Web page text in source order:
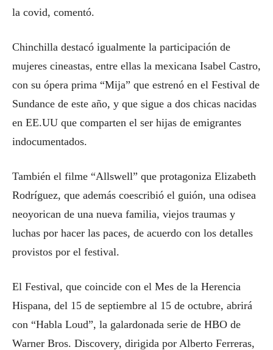
la covid, comentó.
Chinchilla destacó igualmente la participación de
mujeres cineastas, entre ellas la mexicana Isabel Castro,
con su ópera prima “Mija” que estrenó en el Festival de
Sundance de este año, y que sigue a dos chicas nacidas
en EE.UU que comparten el ser hijas de emigrantes
indocumentados.
También el filme “Allswell” que protagoniza Elizabeth
Rodríguez, que además coescribió el guión, una odisea
neoyorican de una nueva familia, viejos traumas y
luchas por hacer las paces, de acuerdo con los detalles
provistos por el festival.
El Festival, que coincide con el Mes de la Herencia
Hispana, del 15 de septiembre al 15 de octubre, abrirá
con “Habla Loud”, la galardonada serie de HBO de
Warner Bros. Discovery, dirigida por Alberto Ferreras,